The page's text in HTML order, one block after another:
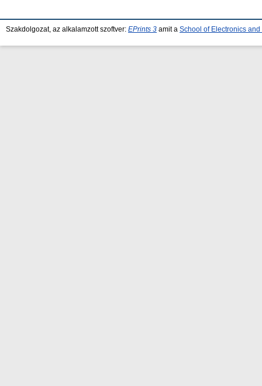
Szakdolgozat, az alkalamzott szoftver: EPrints 3 amit a School of Electronics